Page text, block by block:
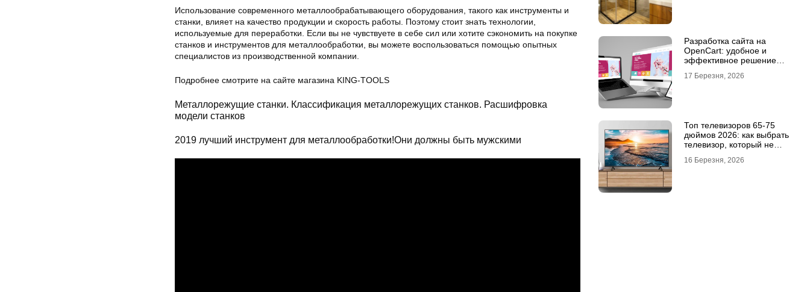
Использование современного металлообрабатывающего оборудования, такого как инструменты и
станки, влияет на качество продукции и скорость работы. Поэтому стоит знать технологии,
используемые для переработки. Если вы не чувствуете в себе сил или хотите сэкономить на покупке
станков и инструментов для металлообработки, вы можете воспользоваться помощью опытных
специалистов из производственной компании.
Подробнее смотрите на сайте магазина KING-TOOLS
Металлорежущие станки. Классификация металлорежущих станков. Расшифровка
модели станков
2019 лучший инструмент для металлообработки!Они должны быть мужскими
Разработка сайта на
OpenCart: удобное и
эффективное решение
17 Березня, 2026
Топ телевизоров 65-75
дюймов 2026: как выбрать
телевизор, который не
16 Березня, 2026